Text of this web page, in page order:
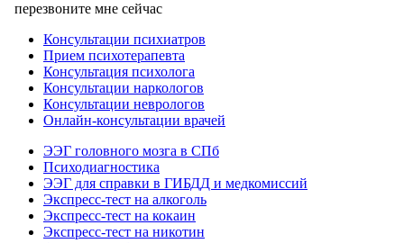
перезвоните мне сейчас
Консультации психиатров
Прием психотерапевта
Консультация психолога
Консультации наркологов
Консультации неврологов
Онлайн-консультации врачей
ЭЭГ головного мозга в СПб
Психодиагностика
ЭЭГ для справки в ГИБДД и медкомиссий
Экспресс-тест на алкоголь
Экспресс-тест на кокаин
Экспресс-тест на никотин